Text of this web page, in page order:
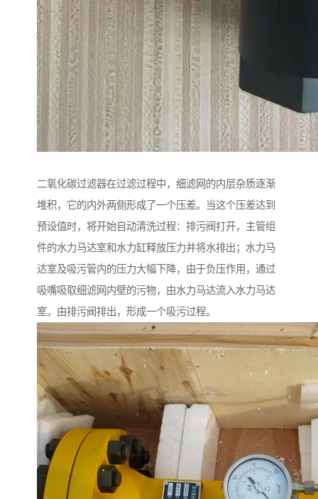
二氧化碳过滤器在过滤过程中，细滤网的内层杂质逐渐
堆积，它的内外两侧形成了一个压差。当这个压差达到
预设值时，将开始自动清洗过程：排污阀打开，主管组
件的水力马达室和水力缸释放压力并将水排出；水力马
达室及吸污管内的压力大幅下降，由于负压作用，通过
吸嘴吸取细滤网内壁的污物，由水力马达流入水力马达
室，由排污阀排出，形成一个吸污过程。